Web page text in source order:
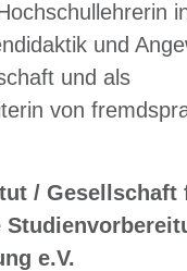
und
und als
von
/ Gesellschaft
e.V.